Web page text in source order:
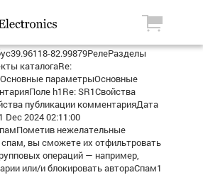
82.99879РелеРазделы
каталогаRe:
параметрыОсновные
h1Re: SR1Свойства
публикации комментарияДата
Dec 2024 02:11:00
нежелательные
вы сможете их отфильтровать
операций — например,
или/и блокировать автораСпам1